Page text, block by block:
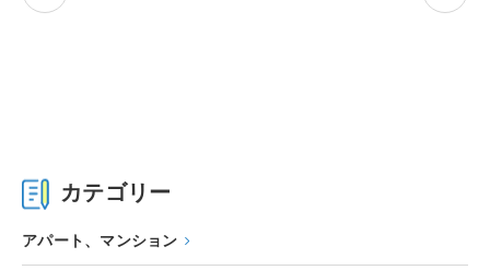
カテゴリー
アパート、マンション